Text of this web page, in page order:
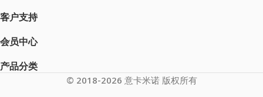
客户支持
会员中心
产品分类
© 2018-2026 意卡米诺 版权所有